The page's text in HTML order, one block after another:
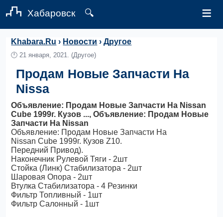
Хабаровск 🔍 ≡
Khabara.Ru › Новости ›Другое
🕛21 января, 2021. (Другое)
Продам Новые Запчасти На
Nissa
Объявление: Продам Новые Запчасти На Nissan
Cube 1999г. Кузов ..., Объявление: Продам Новые
Запчасти На Nissan
Объявление: Продам Новые Запчасти На
Nissan Cube 1999г. Кузов Z10.
Передний Привод).
Наконечник Рулевой Тяги - 2шт
Стойка (Линк) Стабилизатора - 2шт
Шаровая Опора - 2шт
Втулка Стабилизатора - 4 Резинки
Фильтр Топливный - 1шт
Фильтр Салонный - 1шт